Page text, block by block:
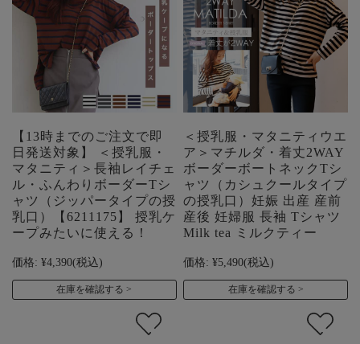
【13時までのご注文で即
日発送対象】 ＜授乳服・
マタニティ＞長袖レイチェ
ル・ふんわりボーダーTシ
ャツ（ジッパータイプの授
乳口）【6211175】 授乳ケ
ープみたいに使える！
価格: ¥4,390(税込)
在庫を確認する
＜授乳服・マタニティウエ
ア＞マチルダ・着丈2WAY
ボーダーボートネックTシ
ャツ（カシュクールタイプ
の授乳口）妊娠 出産 産前
産後 妊婦服 長袖 Tシャツ
Milk tea ミルクティー
価格: ¥5,490(税込)
在庫を確認する